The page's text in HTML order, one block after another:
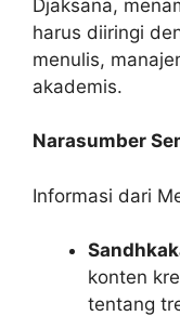
Djaksana,
harus diiringi
menulis,
akademis.
Narasumber
Informasi dari
konten
tentang